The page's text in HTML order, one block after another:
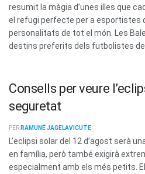
resumit la màgia d’unes illes que
el refugi perfecte per a esportistes
personalitats de tot el món. Les
destins preferits dels futbolistes
Consells per veure
seguretat
PER RAMUNÉ JAGELAVICUTE
L’eclipsi solar del 12 d’agost serà
en família, però també exigirà
especialment amb els més petits.